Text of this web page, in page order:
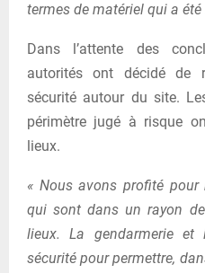
termes de matériel qui a été
Dans l’attente des
autorités ont décidé de
sécurité autour du site.
périmètre jugé à risque
lieux.
« Nous avons profité
qui sont dans un rayon
lieux. La gendarmerie
sécurité pour permettre,